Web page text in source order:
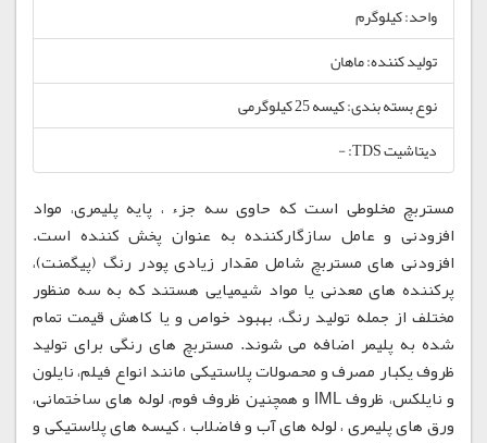
واحد: کیلوگرم
تولید کننده: ماهان
نوع بسته بندی: کیسه 25 کیلوگرمی
دیتاشیت TDS: -
مستربچ مخلوطی است که حاوی سه جزء ، پایه پلیمری، مواد
افزودنی و عامل سازگارکننده به عنوان پخش کننده است.
افزودنی های مستربچ شامل مقدار زیادی پودر رنگ (پیگمنت)،
پرکننده های معدنی یا مواد شیمیایی هستند که به سه منظور
مختلف از جمله تولید رنگ، بهبود خواص و یا کاهش قیمت تمام
شده به پلیمر اضافه می شوند. مستربچ های رنگی برای تولید
ظروف یکبار مصرف و محصولات پلاستیکی مانند انواع فیلم، نایلون
و نایلکس، ظروف IML و همچنین ظروف فوم، لوله های ساختمانی،
ورق های پلیمری ، لوله های آب و فاضلاب ، کیسه های پلاستیکی و